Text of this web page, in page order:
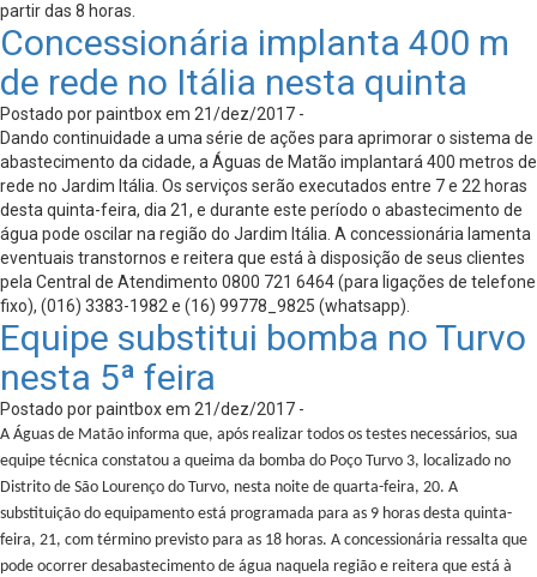
partir das 8 horas.
Concessionária implanta 400 m
de rede no Itália nesta quinta
Postado por paintbox em 21/dez/2017 -
Dando continuidade a uma série de ações para aprimorar o sistema de
abastecimento da cidade, a Águas de Matão implantará 400 metros de
rede no Jardim Itália. Os serviços serão executados entre 7 e 22 horas
desta quinta-feira, dia 21, e durante este período o abastecimento de
água pode oscilar na região do Jardim Itália. A concessionária lamenta
eventuais transtornos e reitera que está à disposição de seus clientes
pela Central de Atendimento 0800 721 6464 (para ligações de telefone
fixo), (016) 3383-1982 e (16) 99778_9825 (whatsapp).
Equipe substitui bomba no Turvo
nesta 5ª feira
Postado por paintbox em 21/dez/2017 -
A Águas de Matão informa que, após realizar todos os testes necessários, sua
equipe técnica constatou a queima da bomba do Poço Turvo 3, localizado no
Distrito de São Lourenço do Turvo, nesta noite de quarta-feira, 20. A
substituição do equipamento está programada para as 9 horas desta quinta-
feira, 21, com término previsto para as 18 horas. A concessionária ressalta que
pode ocorrer desabastecimento de água naquela região e reitera que está à